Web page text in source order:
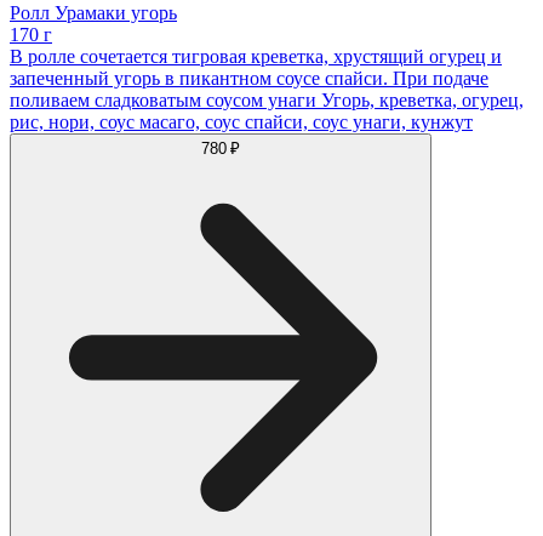
Ролл Урамаки угорь
170 г
В ролле сочетается тигровая креветка, хрустящий огурец и
запеченный угорь в пикантном соусе спайси. При подаче
поливаем сладковатым соусом унаги Угорь, креветка, огурец,
рис, нори, соус масаго, соус спайси, соус унаги, кунжут
780 ₽